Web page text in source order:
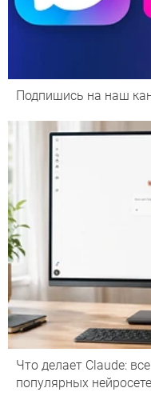
Подпишись на наш
Что делает Сlaude:
популярных